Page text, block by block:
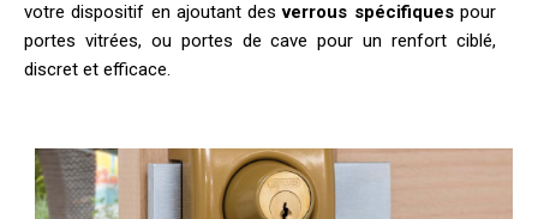
votre dispositif en ajoutant desverrous spécifiquespour
portes vitrées, ou portes de cave pour un renfort ciblé,
discret et efficace.